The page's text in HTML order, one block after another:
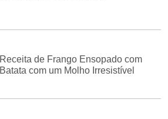
Receita de Frango Ensopado com
Batata com um Molho Irresistível